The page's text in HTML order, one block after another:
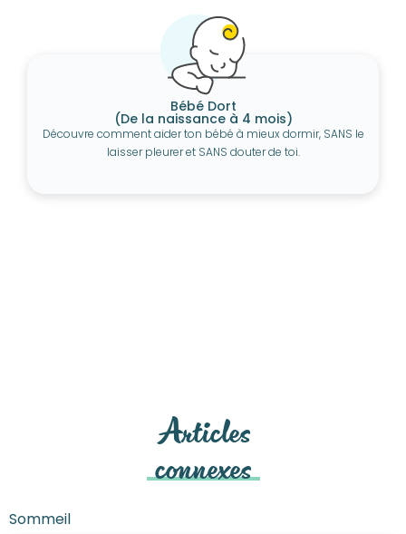
Bébé Dort
(De la naissance à 4 mois)
Découvre comment aider ton bébé à mieux dormir, SANS le
laisser pleurer et SANS douter de toi.
Articles
connexes
Sommeil